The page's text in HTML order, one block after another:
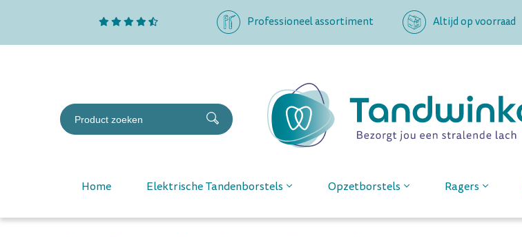
Professioneel assortiment Altijd op voorraad
Home Elektrische Tandenborstels Opzetborstels Ragers